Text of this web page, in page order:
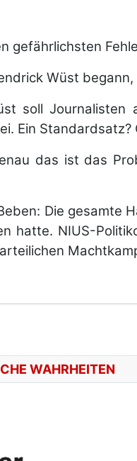
gefährlichsten
Wüst
soll
Ein
das ist das
Die gesamte
hatte. NIUS-
WAHRHEITEN